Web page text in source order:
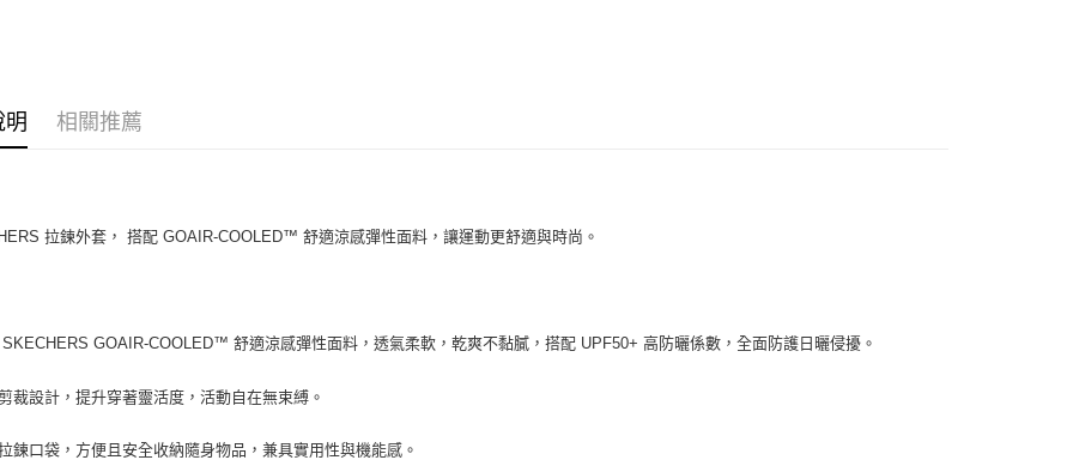
明 相關推薦
拉鍊外套， 搭配 GOAIR-COOLED™ 舒適涼感彈性面料，讓運動更舒適與時尚。
GOAIR-COOLED™ 舒適涼感彈性面料，透氣柔軟，乾爽不黏膩，搭配 UPF50+ 高防曬係數，全面防護日曬侵擾。
裁設計，提升穿著靈活度，活動自在無束縛。
鍊口袋，方便且安全收納隨身物品，兼具實用性與機能感。